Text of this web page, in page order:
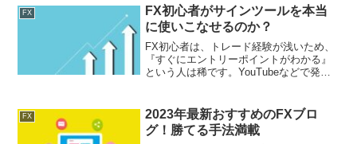
取引を行っています。特にロング（買
い）エントリーは、相場...
FX
FX初心者がサインツールを本当
に使いこなせるのか？
FX初心者は、トレード経験が浅いため、
『すぐにエントリーポイントがわかる』
という人は稀です。YouTubeなどで発信
あり、その経験や知識をもとにエントリ
ーしているため、...
FX
2023年最新おすすめのFXブロ
グ！勝てる手法満載